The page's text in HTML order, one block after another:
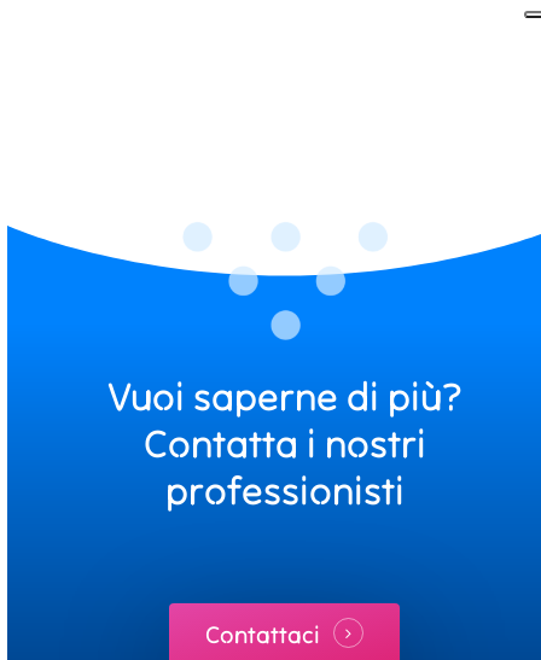
Vuoi saperne di più?
Contatta i nostri
professionisti
Contattaci